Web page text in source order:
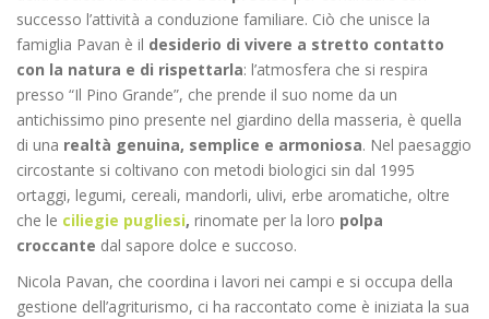
successo l’attività a conduzione familiare. Ciò che unisce la
famiglia Pavan è il desiderio di vivere a stretto contatto
con la natura e di rispettarla: l’atmosfera che si respira
presso “Il Pino Grande”, che prende il suo nome da un
antichissimo pino presente nel giardino della masseria, è quella
di una realtà genuina, semplice e armoniosa. Nel paesaggio
circostante si coltivano con metodi biologici sin dal 1995
ortaggi, legumi, cereali, mandorli, ulivi, erbe aromatiche, oltre
che le ciliegie pugliesi, rinomate per la loro polpa
croccante dal sapore dolce e succoso.
Nicola Pavan, che coordina i lavori nei campi e si occupa della
gestione dell’agriturismo, ci ha raccontato come è iniziata la sua